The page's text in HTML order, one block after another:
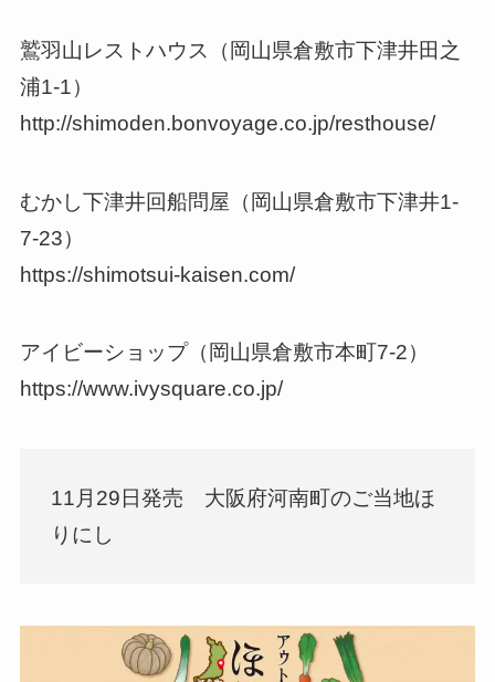
鷲羽山レストハウス（岡山県倉敷市下津井田之
浦1-1）
http://shimoden.bonvoyage.co.jp/resthouse/
むかし下津井回船問屋（岡山県倉敷市下津井1-
7-23）
https://shimotsui-kaisen.com/
アイビーショップ（岡山県倉敷市本町7-2）
https://www.ivysquare.co.jp/
11月29日発売 大阪府河南町のご当地ほ
りにし